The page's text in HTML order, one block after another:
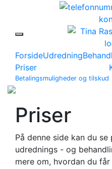
ForsideUdredning
Priser
Betalingsmuligheder og tilskud
Priser
På denne side kan du
udrednings - og
mere om, hvordan du